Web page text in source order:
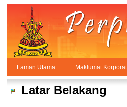
Skip to Content
PPSUKSEL
Maklumat Korporat
Laman Utama Maklumat Korporat
Latar Belakang